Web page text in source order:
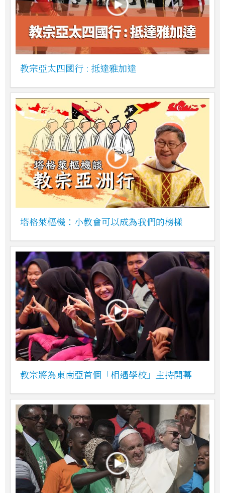
教宗亞太四國行 : 抵達雅加達
塔格萊樞機：小教會可以成為我們的榜樣
教宗將為東南亞首個「相遇學校」主持開幕